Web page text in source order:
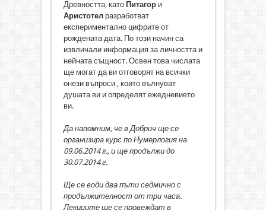
Древността, като Питагори
Аристотелразработват
експериментално цифрите от
рождената дата. По този начин са
извличали информация за личността и
нейната същност. Освен това числата
ще могат да ви отговорят на всички
онези въпроси , които вълнуват
душата ви и определят ежедневието
ви.
Да напомним, че в Добрич ще се
организира курс по Нумерлогия на
09.06.2014 г., и ще продължи до
30.07.2014 г.
Ще се води два пъти седмично с
продължителност от три часа.
Лекциите ще се провеждат в